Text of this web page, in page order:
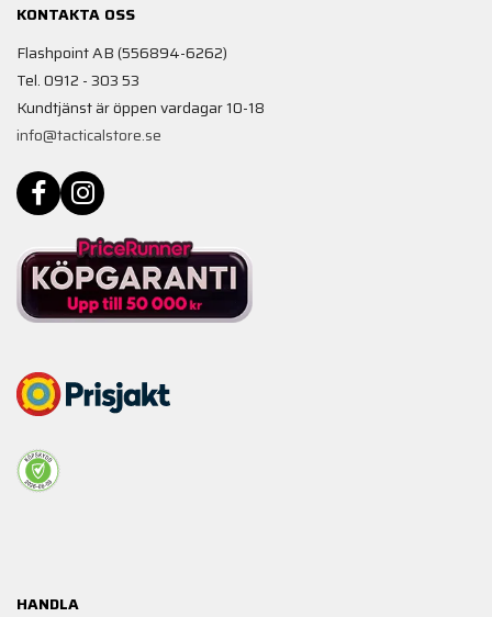
KONTAKTA OSS
Flashpoint AB (556894-6262)
Tel. 0912 - 303 53
Kundtjänst är öppen vardagar 10-18
info@tacticalstore.se
HANDLA